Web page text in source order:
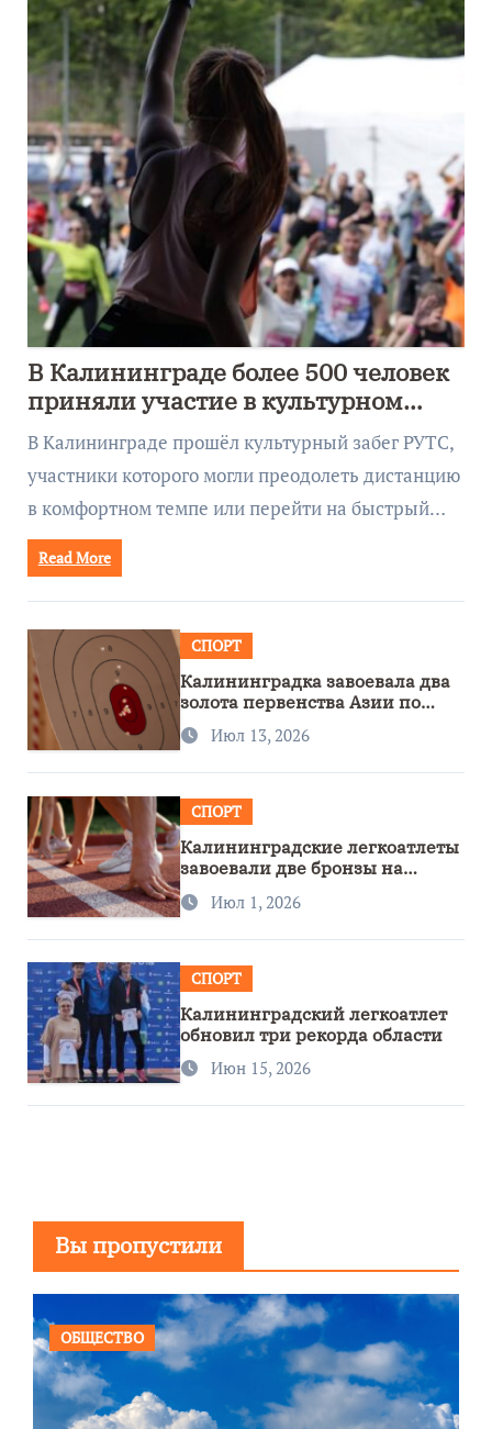
В Калининграде более 500 человек
приняли участие в культурном
забеге
В Калининграде прошёл культурный забег РУТС,
участники которого могли преодолеть дистанцию
в комфортном темпе или перейти на быстрый…
Read More
СПОРТ
Калининградка завоевала два
золота первенства Азии по
метанию ножа
Июл 13, 2026
СПОРТ
Калининградские легкоатлеты
завоевали две бронзы на
первенстве России
Июл 1, 2026
СПОРТ
Калининградский легкоатлет
обновил три рекорда области
Июн 15, 2026
Вы пропустили
ОБЩЕСТВО